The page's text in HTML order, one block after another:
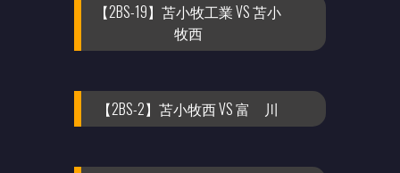
【2BS-19】苫小牧工業 VS 苫小
牧西
【2BS-2】苫小牧西 VS 富 川